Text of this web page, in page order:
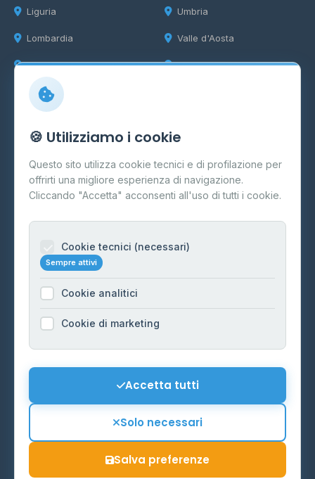
Liguria
Lombardia
Marche
Umbria
Valle d'Aosta
Veneto
Info
Cos'è il GPL
FAQ
Contatti
Informazioni legali
Cookie Policy
Preferenze Cookie
Mappa del sito
🍪 Utilizziamo i cookie
Questo sito utilizza cookie tecnici e di profilazione per
offrirti una migliore esperienza di navigazione.
Cliccando "Accetta" acconsenti all'uso di tutti i cookie.
Cookie tecnici (necessari)
Sempre attivi
Cookie analitici
Cookie di marketing
Accetta tutti
Solo necessari
Salva preferenze